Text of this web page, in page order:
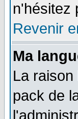
n'hésitez
Revenir
Ma
La
pack de